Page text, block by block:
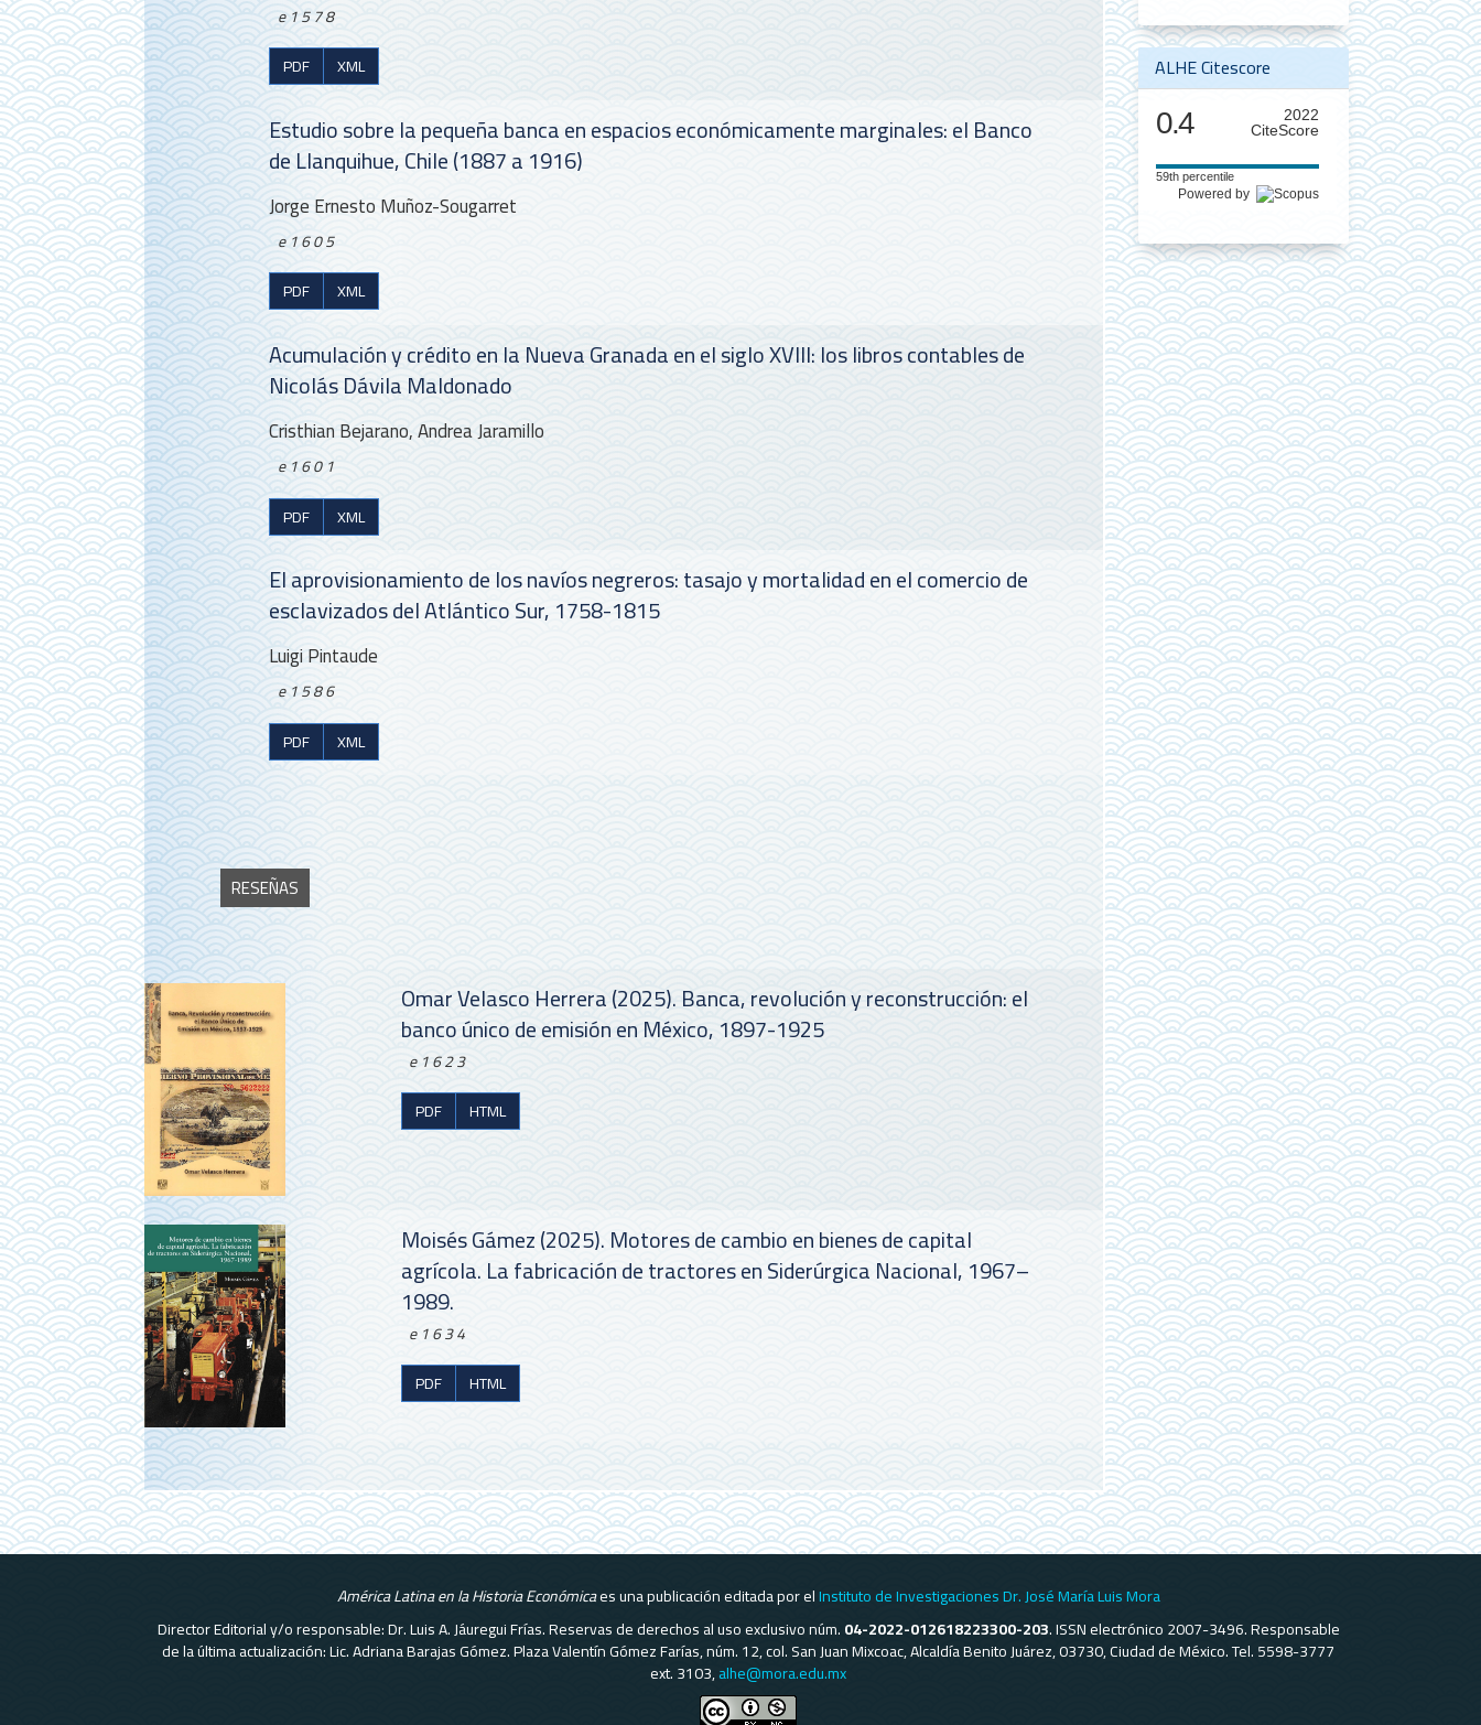
e1578
PDF
XML
Estudio sobre la pequeña banca en espacios económicamente marginales: el Banco
de Llanquihue, Chile (1887 a 1916)
Jorge Ernesto Muñoz-Sougarret
e1605
PDF
XML
Acumulación y crédito en la Nueva Granada en el siglo XVIII: los libros contables de
Nicolás Dávila Maldonado
Cristhian Bejarano, Andrea Jaramillo
e1601
PDF
XML
El aprovisionamiento de los navíos negreros: tasajo y mortalidad en el comercio de
esclavizados del Atlántico Sur, 1758-1815
Luigi Pintaude
e1586
PDF
XML
RESEÑAS
Omar Velasco Herrera (2025). Banca, revolución y reconstrucción: el
banco único de emisión en México, 1897-1925
e1623
PDF
HTML
Moisés Gámez (2025). Motores de cambio en bienes de capital
agrícola. La fabricación de tractores en Siderúrgica Nacional, 1967–
1989.
e1634
PDF
HTML
ALHE Citescore
0.4
2022
CiteScore
59th percentile
Powered by
América Latina en la Historia Económicaes una publicación editada por elInstituto de Investigaciones Dr. José María Luis Mora
Director Editorial y/o responsable: Dr. Luis A. Jáuregui Frías. Reservas de derechos al uso exclusivo núm.04-2022-012618223300-203. ISSN electrónico 2007-3496. Responsable
de la última actualización: Lic. Adriana Barajas Gómez. Plaza Valentín Gómez Farías, núm. 12, col. San Juan Mixcoac, Alcaldía Benito Juárez, 03730, Ciudad de México. Tel. 5598-3777
ext. 3103,alhe@mora.edu.mx